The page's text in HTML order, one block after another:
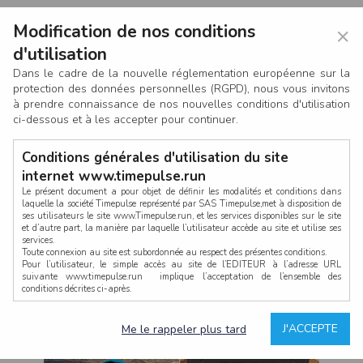
CONNEXION
×
Modification de nos conditions
d'utilisation
Dans le cadre de la nouvelle réglementation européenne sur la
protection des données personnelles (RGPD), nous vous invitons
à prendre connaissance de nos nouvelles conditions d'utilisation
ci-dessous et à les accepter pour continuer.
Conditions générales d'utilisation du site
internet www.timepulse.run
Le présent document a pour objet de définir les modalités et conditions dans
laquelle la société Timepulse représenté par SAS Timepulse,met à disposition de
ses utilisateurs le site www.Timepulse.run, et les services disponibles sur le site
et d’autre part, la manière par laquelle l’utilisateur accède au site et utilise ses
services.
Toute connexion au site est subordonnée au respect des présentes conditions.
Pour l’utilisateur, le simple accès au site de l’EDITEUR à l’adresse URL
suivante www.timepulse.run implique l’acceptation de l’ensemble des
conditions décrites ci-après.
La structure générale du site www.timepulse.run, par quelque procédé que ce
soit, sans l'autorisation préalable et par écrit de Fourcherot Mickael et/ou de ses
J'ACCEPTE
Me le rappeler plus tard